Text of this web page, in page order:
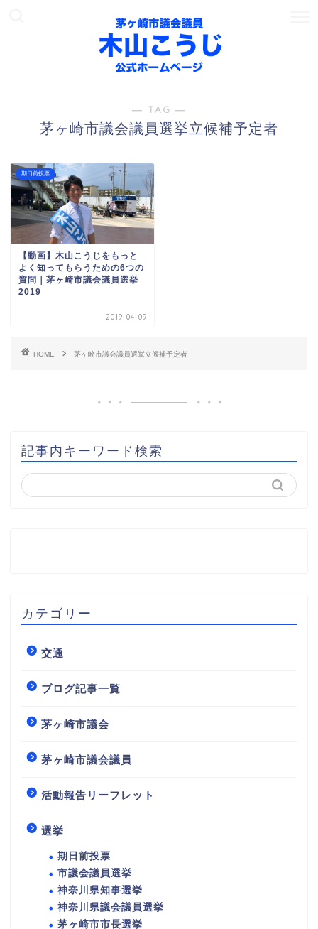
― TAG ―
茅ヶ崎市議会議員選挙立候補予定者
期日前投票
【動画】木山こうじをもっと
よく知ってもらうための6つの
質問｜茅ヶ崎市議会議員選挙
2019
2019-04-09
HOME 茅ヶ崎市議会議員選挙立候補予定者
記事内キーワード検索
カテゴリー
交通
ブログ記事一覧
茅ヶ崎市議会
茅ヶ崎市議会議員
活動報告リーフレット
選挙
期日前投票
市議会議員選挙
神奈川県知事選挙
神奈川県議会議員選挙
茅ヶ崎市市長選挙